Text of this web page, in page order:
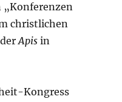
christlichen
derApis in
Kongress